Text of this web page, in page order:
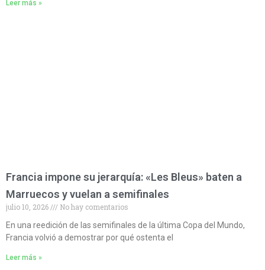
Leer más »
Francia impone su jerarquía: «Les Bleus» baten a
Marruecos y vuelan a semifinales
julio 10, 2026
No hay comentarios
En una reedición de las semifinales de la última Copa del Mundo,
Francia volvió a demostrar por qué ostenta el
Leer más »